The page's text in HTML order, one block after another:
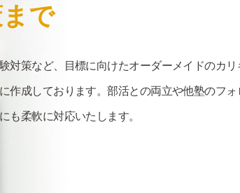
で
対策など、目標に向けたオーダーメイドのカリ
作成しております。部活との両立や他塾のフォ
も柔軟に対応いたします。